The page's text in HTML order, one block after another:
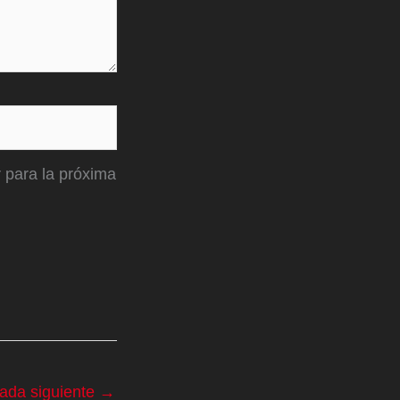
para la próxima
siguiente →